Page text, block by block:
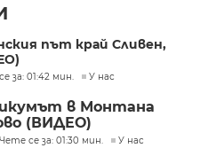
път край Сливен,
за: 01:42 мин. У нас
в Монтана
(ВИДЕО)
Чете се за: 01:30 мин. У нас